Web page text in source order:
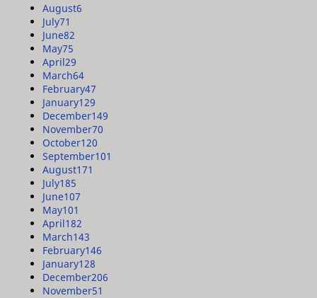
August6
July71
June82
May75
April29
March64
February47
January129
December149
November70
October120
September101
August171
July185
June107
May101
April182
March143
February146
January128
December206
November51